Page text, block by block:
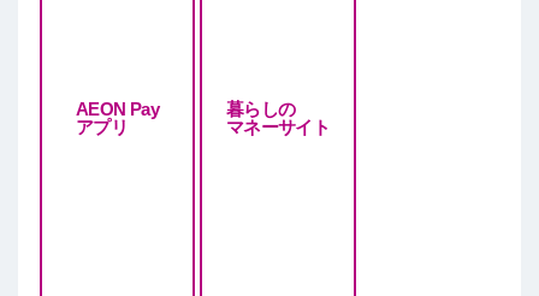
AEON Pay
アプリ
暮らしの
マネーサイト